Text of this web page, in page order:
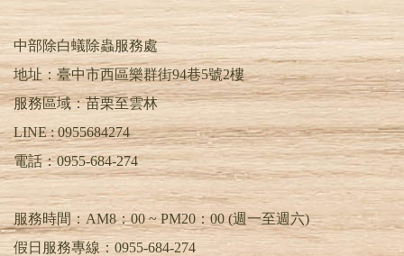
除白蟻PTT | 天兵除白蟻公司 | 除蟲消毒公司
台北推薦 | 除蟲公司基隆.桃園.新竹.苗栗.台中
| TEL : 0955-684-274 | 清除白蟻 | 消除白蟻 | 居
家除蟲 | 除蟑螂 | 除跳蚤 | 除蛀蟲 | 除螞蟻 | 滅
蚊.蒼蠅 | 除白蟻 | 白蟻防治 | 除白蟻公司PTT |
預防白蟻 | 白蟻除蟲 | 消滅白蟻 | 根除白蟻 |
白蟻專家 | 抓白蟻 | 白蟻工程 | 除白蟻DIY | 滅
白蟻藥 | 白蟻藥PTT | 蟻后 | 蟻王 | 工蟻 | 幼蟻 |
蟻卵 | 特滅多 | 環境消毒公司 | 害蟲昆蟲驅除 |
害蟲防治
中部除白蟻除蟲服務處
地址：臺中市西區樂群街94巷5號2樓
服務區域：苗栗至雲林
LINE :0955684274
電話：0955-684-274
服務時間：AM8：00 ~ PM20：00 (週一至週六)
假日服務專線：0955-684-274